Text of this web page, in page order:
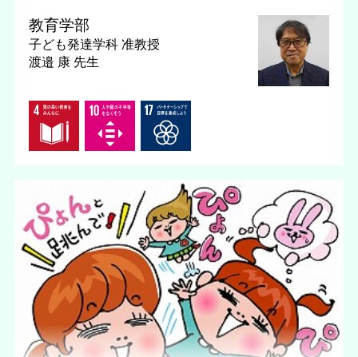
教育学部
子ども発達学科 准教授
渡邉 康 先生